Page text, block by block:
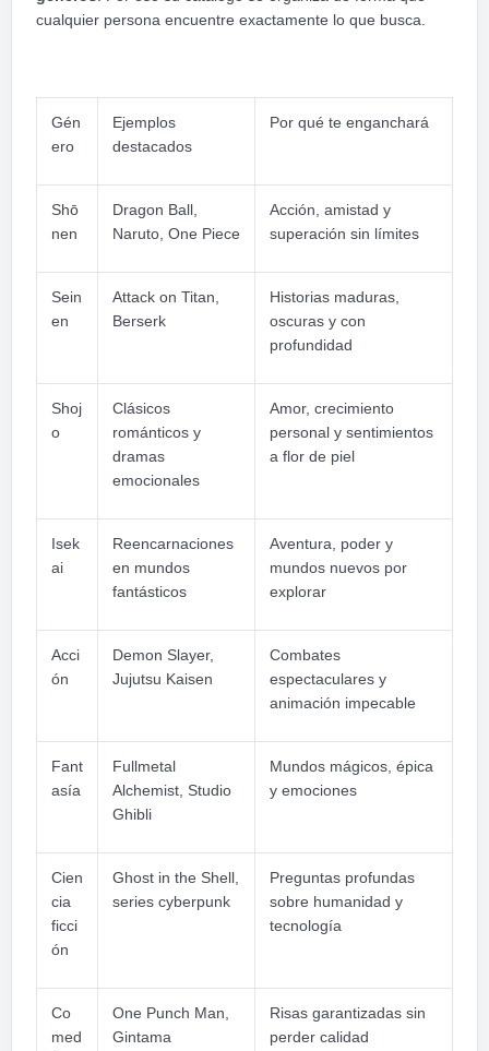
cualquier persona encuentre exactamente lo que busca.
Gén
ero
Ejemplos
destacados
Por qué te enganchará
Shō
nen
Dragon Ball,
Naruto, One Piece
Acción, amistad y
superación sin límites
Sein
en
Attack on Titan,
Berserk
Historias maduras,
oscuras y con
profundidad
Shoj
o
Clásicos
románticos y
dramas
emocionales
Amor, crecimiento
personal y sentimientos
a flor de piel
Isek
ai
Reencarnaciones
en mundos
fantásticos
Aventura, poder y
mundos nuevos por
explorar
Acci
ón
Demon Slayer,
Jujutsu Kaisen
Combates
espectaculares y
animación impecable
Fant
asía
Fullmetal
Alchemist, Studio
Ghibli
Mundos mágicos, épica
y emociones
Cien
cia
ficci
ón
Ghost in the Shell,
series cyberpunk
Preguntas profundas
sobre humanidad y
tecnología
Co
med
One Punch Man,
Gintama
Risas garantizadas sin
perder calidad